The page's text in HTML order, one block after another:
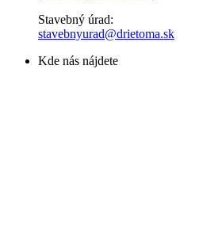
Stavebný úrad:
stavebnyurad@drietoma.sk
Kde nás nájdete